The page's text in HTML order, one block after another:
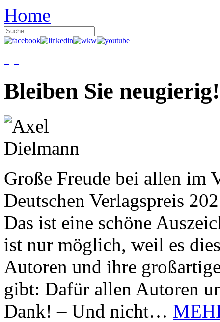
Home
Bleiben Sie neugierig!
Große Freude bei allen im
Deutschen Verlagspreis
Das ist eine schöne
ist nur möglich, weil es
Autoren und ihre
gibt: Dafür allen Autoren
Dank! – Und nicht…